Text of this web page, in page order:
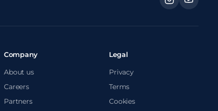
Company
About us
Careers
Partners
Legal
Privacy
Terms
Cookies